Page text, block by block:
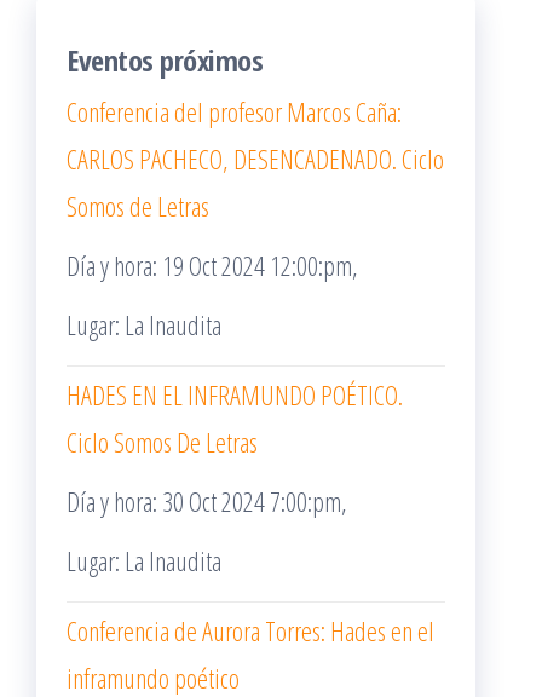
Eventos próximos
Conferencia del profesor Marcos Caña:
CARLOS PACHECO, DESENCADENADO. Ciclo
Somos de Letras
Día y hora: 19 Oct 2024 12:00:pm,
Lugar: La Inaudita
HADES EN EL INFRAMUNDO POÉTICO.
Ciclo Somos De Letras
Día y hora: 30 Oct 2024 7:00:pm,
Lugar: La Inaudita
Conferencia de Aurora Torres: Hades en el
inframundo poético